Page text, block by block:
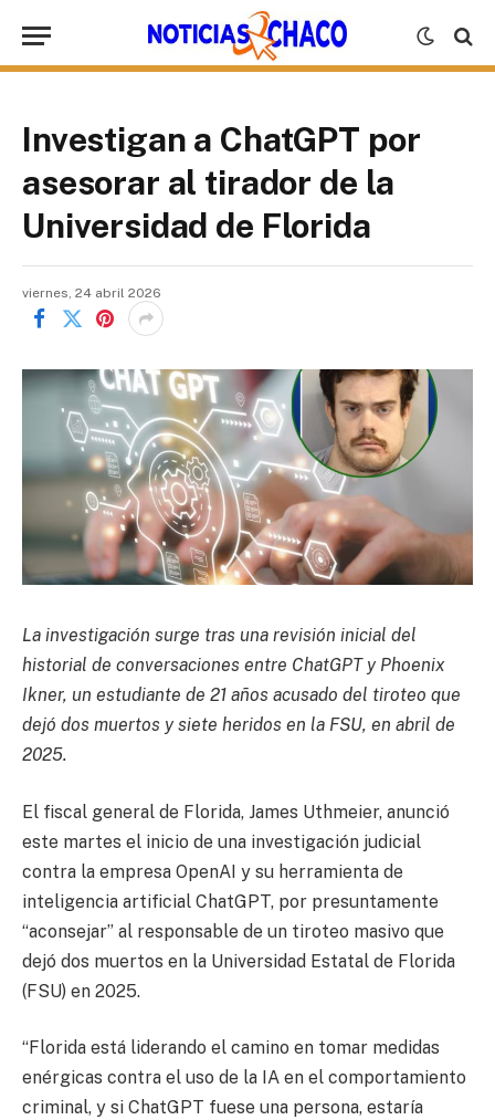
Investigan a ChatGPT por
asesorar al tirador de la
Universidad de Florida
viernes, 24 abril 2026
La investigación surge tras una revisión inicial del
historial de conversaciones entre ChatGPT y Phoenix
Ikner, un estudiante de 21 años acusado del tiroteo que
dejó dos muertos y siete heridos en la FSU, en abril de
2025.
El fiscal general de Florida, James Uthmeier, anunció
este martes el inicio de una investigación judicial
contra la empresa OpenAI y su herramienta de
inteligencia artificial ChatGPT, por presuntamente
“aconsejar” al responsable de un tiroteo masivo que
dejó dos muertos en la Universidad Estatal de Florida
(FSU) en 2025.
“Florida está liderando el camino en tomar medidas
enérgicas contra el uso de la IA en el comportamiento
criminal, y si ChatGPT fuese una persona, estaría